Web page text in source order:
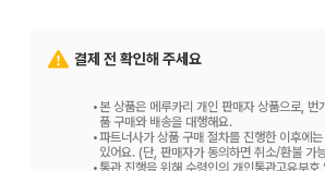
결제 전 확인해 주세요
•본 상품은 메루카리 개인 판매자 상품으로, 번
품 구매와 배송을 대행해요.
•파트너사가 상품 구매 절차를 진행한 이후에
있어요. (단, 판매자가 동의하면 취소/환불 가
•통관 진행을 위해 수령인의 개인통관고유부호